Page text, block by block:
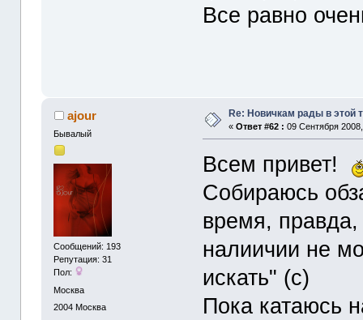
Все равно
ajour
Бывалый
Сообщений: 193
Репутация: 31
Пол:
Москва
2004 Москва
Re: Новичкам рады в этой
«Ответ #62 : 09 Сентября
Всем привет!
Собираюсь
время, правда,
налиичии не
искать" (с)
Пока катаюсь